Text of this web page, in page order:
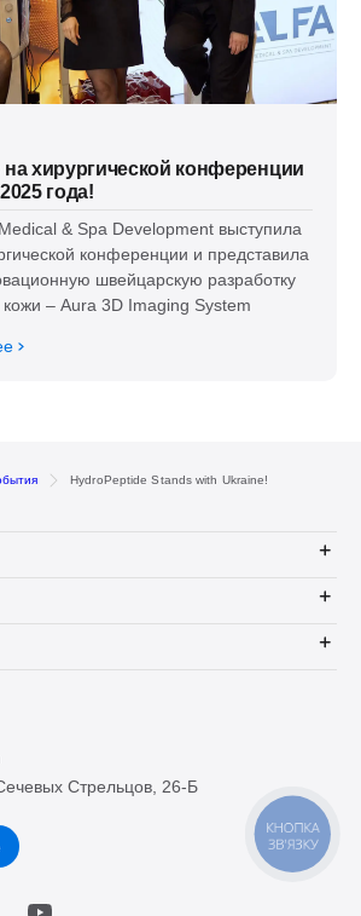
хирургической конференции
года!
& Spa Development выступила
конференции и представила
швейцарскую разработку
кожи – Aura 3D Imaging System
HydroPeptide Stands with Ukraine!
Стрельцов, 26-Б
КНОПКА
ЗВ'ЯЗКУ